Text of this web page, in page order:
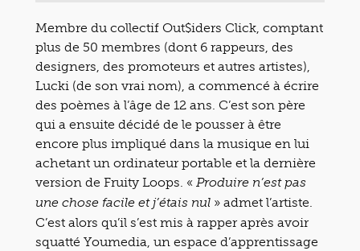
Membre du collectif Out$iders Click, comptant
plus de 50 membres (dont 6 rappeurs, des
designers, des promoteurs et autres artistes),
Lucki (de son vrai nom), a commencé à écrire
des poèmes à l’âge de 12 ans. C’est son père
qui a ensuite décidé de le pousser à être
encore plus impliqué dans la musique en lui
achetant un ordinateur portable et la dernière
version de Fruity Loops. « Produire n’est pas
une chose facile et j’étais nul » admet l’artiste.
C’est alors qu’il s’est mis à rapper après avoir
squatté Youmedia, un espace d’apprentissage